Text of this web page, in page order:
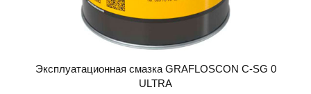
Эксплуатационная смазка GRAFLOSCON C-SG 0
ULTRA